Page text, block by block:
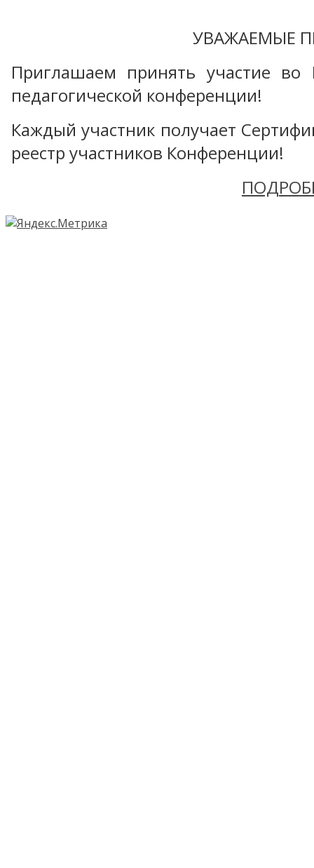
УВАЖАЕМЫЕ
Приглашаем принять участие во
педагогической конференции!
Каждый участник получает
реестр участников Конференции!